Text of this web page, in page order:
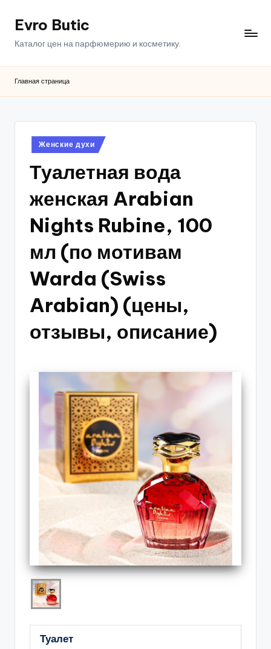
ПерейтиEvro Butic
Каталог цен на парфюмерию и косметику.
Главная страница
Опубликовано
в
Женские духи
Туалетная вода
женская Arabian
Nights Rubine, 100
мл (по мотивам
Warda (Swiss
Arabian) (цены,
отзывы, описание)
Туалет